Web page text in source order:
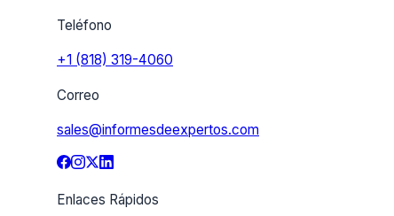
Teléfono
+1 (818) 319-4060
Correo
sales@informesdeexpertos.com
Enlaces Rápidos